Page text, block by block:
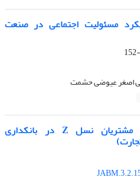
مسئولیت اجتماعی در صنعت
اصغر عیوضی حشمت
تأثیر مدیریت تجربه کامیابانه مشتریان نسل Z در بانکداری